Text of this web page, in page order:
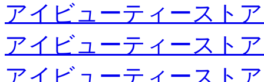
アイビューティースト
アイビューティースト
アイビューティースト